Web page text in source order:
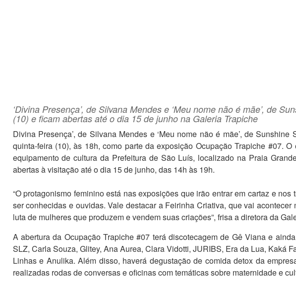
‘Divina Presença’, de Silvana Mendes e ‘Meu nome não é mãe’, de
(10) e ficam abertas até o dia 15 de junho na Galeria Trapiche
Divina Presença’, de Silvana Mendes e ‘Meu nome não é mãe’, de
quinta-feira (10), às 18h, como parte da exposição Ocupação Trapiche #07.
equipamento de cultura da Prefeitura de São Luís, localizado na Praia
abertas à visitação até o dia 15 de junho, das 14h às 19h.
“O protagonismo feminino está nas exposições que irão entrar em cartaz e
ser conhecidas e ouvidas. Vale destacar a Feirinha Criativa, que vai
luta de mulheres que produzem e vendem suas criações”, frisa a diretora da
A abertura da Ocupação Trapiche #07 terá discotecagem de Gê Viana e
SLZ, Carla Souza, Glitey, Ana Aurea, Clara Vidotti, JURIBS, Era da Lua, Kaká
Linhas e Anulika. Além disso, haverá degustação de comida detox da
realizadas rodas de conversas e oficinas com temáticas sobre maternidade e